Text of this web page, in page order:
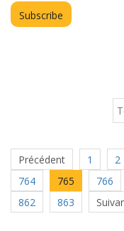
Précédent 1 2
764
765 766
862
863